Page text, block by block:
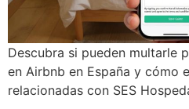
Descubra si pueden multarle
en Airbnb en España y cómo
relacionadas con SES